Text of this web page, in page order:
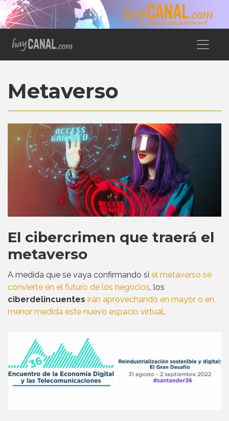
Metaverso
El cibercrimen que traerá el
metaverso
A medida que se vaya confirmando si el metaverso se
convierte en el futuro de los negocios, los
ciberdelincuentes irán aprovechando en mayor o en
menor medida este nuevo espacio virtual.